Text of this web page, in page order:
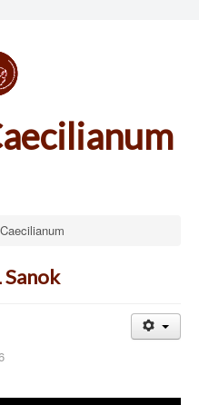
Sanok